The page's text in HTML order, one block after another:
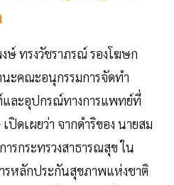
ษ์ ทรงวัชราภรณ์ รองโฆษก
นะคณะอนุกรรมการจัดทำ
ละอุปกรณ์ทางการแพทย์ที่
ปิดเผยว่า จากดำริของ นายสม
รกระทรวงสาธารณสุข ใน
รหลักประกันสุขภาพแห่งชาติ